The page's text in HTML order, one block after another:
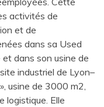
activités de
et de
dans sa Used
dans son usine de
industriel de Lyon–
usine de 3000 m2,
logistique. Elle